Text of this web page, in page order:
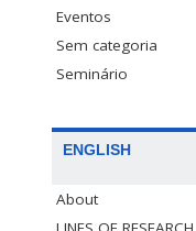
Eventos
Sem categoria
Seminário
ENGLISH
About